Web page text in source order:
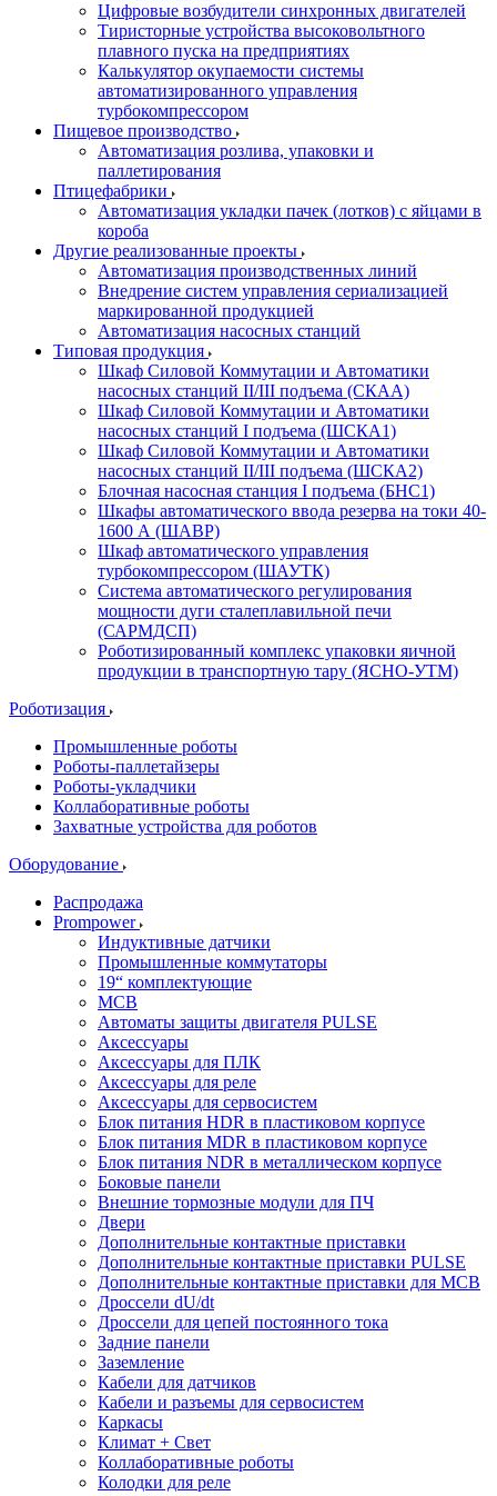
Цифровые возбудители синхронных двигателей
Тиристорные устройства высоковольтного
плавного пуска на предприятиях
Калькулятор окупаемости системы
автоматизированного управления
турбокомпрессором
Пищевое производство
Автоматизация розлива, упаковки и
паллетирования
Птицефабрики
Автоматизация укладки пачек (лотков) с яйцами в
короба
Другие реализованные проекты
Автоматизация производственных линий
Внедрение систем управления сериализацией
маркированной продукцией
Автоматизация насосных станций
Типовая продукция
Шкаф Силовой Коммутации и Автоматики
насосных станций II/III подъема (СКАА)
Шкаф Силовой Коммутации и Автоматики
насосных станций I подъема (ШСКА1)
Шкаф Силовой Коммутации и Автоматики
насосных станций II/III подъема (ШСКА2)
Блочная насосная станция I подъема (БНС1)
Шкафы автоматического ввода резерва на токи 40-
1600 А (ШАВР)
Шкаф автоматического управления
турбокомпрессором (ШАУТК)
Система автоматического регулирования
мощности дуги сталеплавильной печи
(САРМДСП)
Роботизированный комплекс упаковки яичной
продукции в транспортную тару (ЯСНО-УТМ)
Роботизация
Промышленные роботы
Роботы-паллетайзеры
Роботы-укладчики
Коллаборативные роботы
Захватные устройства для роботов
Оборудование
Распродажа
Prompower
Индуктивные датчики
Промышленные коммутаторы
19“ комплектующие
MCB
Автоматы защиты двигателя PULSE
Аксессуары
Аксессуары для ПЛК
Аксессуары для реле
Аксессуары для сервосистем
Блок питания HDR в пластиковом корпусе
Блок питания MDR в пластиковом корпусе
Блок питания NDR в металлическом корпусе
Боковые панели
Внешние тормозные модули для ПЧ
Двери
Дополнительные контактные приставки
Дополнительные контактные приставки PULSE
Дополнительные контактные приставки для MCB
Дроссели dU/dt
Дроссели для цепей постоянного тока
Задние панели
Заземление
Кабели для датчиков
Кабели и разъемы для сервосистем
Каркасы
Климат + Свет
Коллаборативные роботы
Колодки для реле